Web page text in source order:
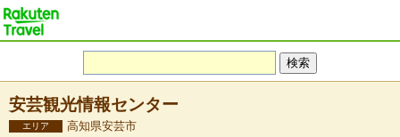
安芸観光情報センター
エリア 高知県安芸市